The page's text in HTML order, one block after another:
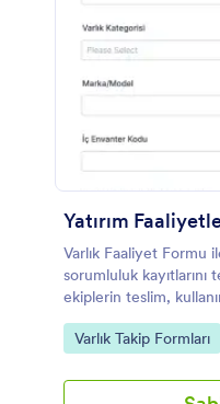
Varlık Faaliyet Formu
sorumluluk
ekiplerin teslim,
üzerinden düzenli
Go to Category:
Varlık Takip Formları